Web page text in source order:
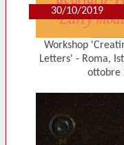
30/10/2019
Workshop
Letters' - Roma,
ottobre